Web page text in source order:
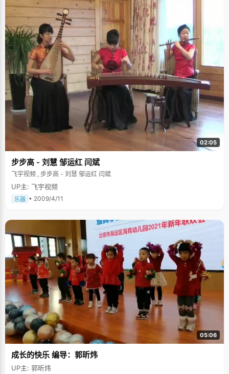
02:05
步步高 - 刘慧 邹运红 闫斌
飞宇视频 , 步步高 - 刘慧 邹运红 闫斌
UP主: 飞宇视频
乐器 • 2009/4/11
05:06
成长的快乐 编导：郭昕炜
UP主: 郭昕炜